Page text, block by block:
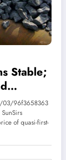
Stable;
03/96f3658363
of quasi-first-